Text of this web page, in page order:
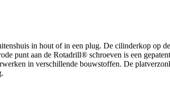
in hout of in een plug. De cilinderkop op
punt aan de Rotadrill® schroeven is een
in verschillende bouwstoffen. De